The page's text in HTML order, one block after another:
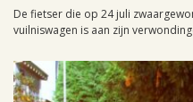
De fietser die op 24 juli
vuilniswagen is aan zijn